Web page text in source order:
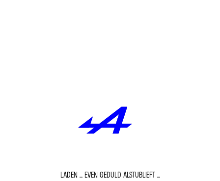
LADEN ... EVEN GEDULD ALSTUBLIEFT ...